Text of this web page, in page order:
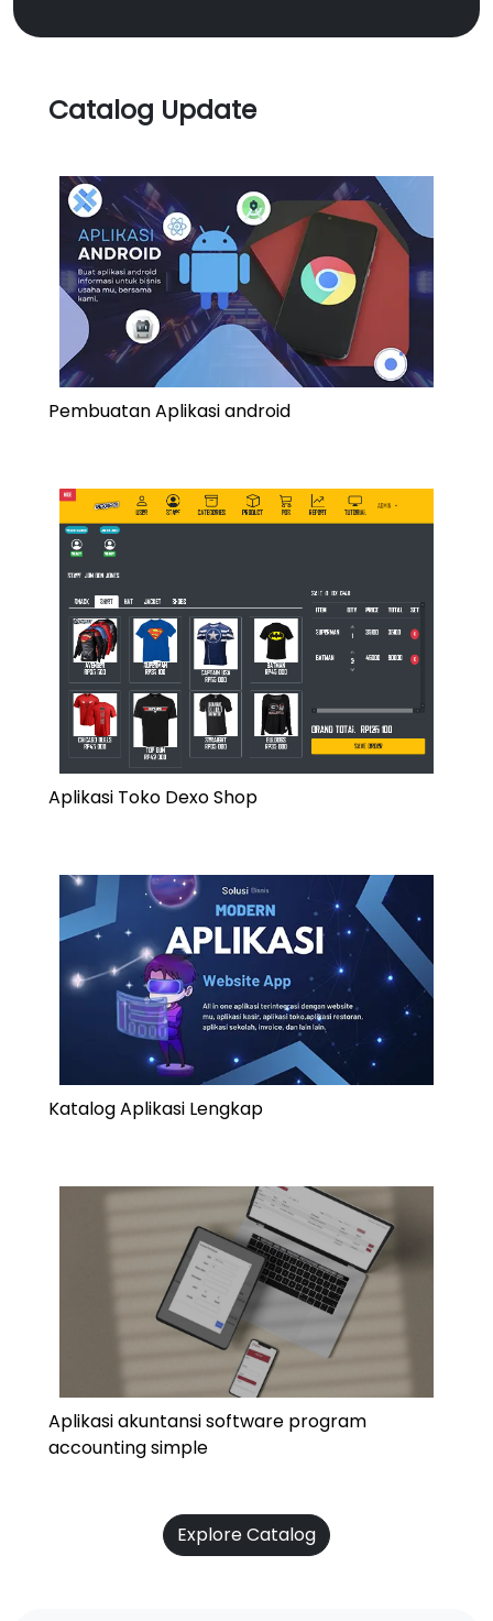
Catalog Update
Pembuatan Aplikasi android
Aplikasi Toko Dexo Shop
Katalog Aplikasi Lengkap
Aplikasi akuntansi software program
accounting simple
Explore Catalog